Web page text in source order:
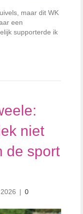
maar dit WK
een
supporterde ik
niet
de sport
| 0